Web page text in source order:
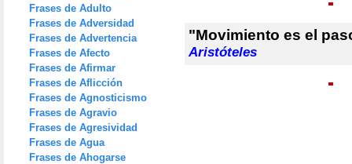
Frases de Adulto
Frases de Adversidad
Frases de Advertencia
Frases de Afecto
Frases de Afirmar
Frases de Aflicción
Frases de Agnosticismo
Frases de Agravio
Frases de Agresividad
Frases de Agua
Frases de Ahogarse
"Movimiento es el
Aristóteles